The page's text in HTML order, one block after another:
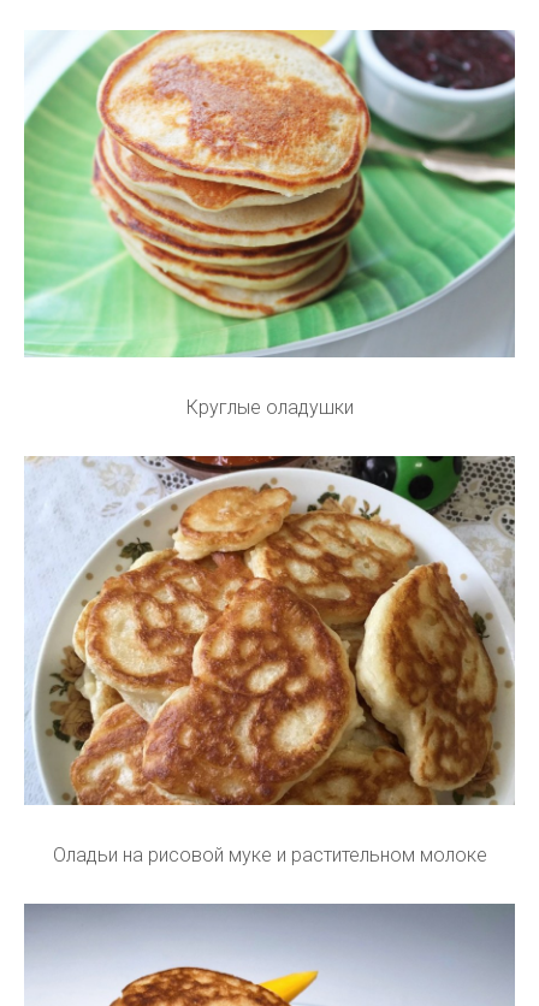
Круглые оладушки
Оладьи на рисовой муке и растительном молоке